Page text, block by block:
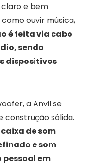
e bem
ouvir música,
é feita via cabo
sendo
dispositivos
a Anvil se
construção sólida.
de som
e som
em